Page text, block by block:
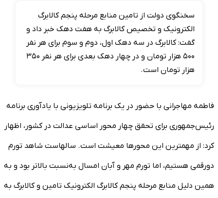
سخنگوی دولت از تامین منابع مرحله پنجم کالابرگ
الکترونیک و تخصیص کالابرگ به هفت دهک خبر داد و
گفت: کالابرگ در سه دهک اول، دوم و سوم برای هر نفر
۵۰۰ هزار تومان و در چهار دهک بعدی برای هر نفر ۳۵۰
هزار تومان است.
فاطمه مهاجرانی با حضور در یک برنامه تلویزیونی با یادآوری برنامه
رئیس‌جمهوری برای تحقق چهار محور اساسی عدالت در کشور، اظهار
کرد: از مهمترین این محور‌ها معیشت است. سالهاست شاهد تورم
دورقمی هستیم، اما تورم مهر و آبان امسال به‌نسبت بالاتر بود و به
همین دلیل منابع مرحله پنجم کالابرگ الکترونیک تامین و کالابرگ به